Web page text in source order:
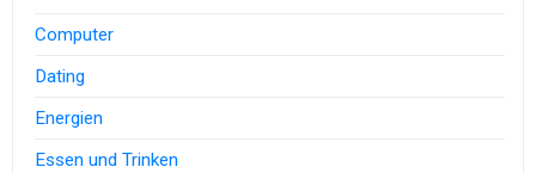
Computer
Dating
Energien
Essen und Trinken